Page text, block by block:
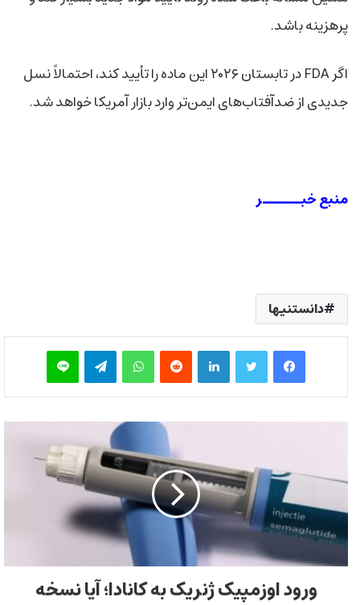
پرهزینه باشد.
اگر FDA در تابستان ۲۰۲۶ این ماده را تأیید کند، احتمالاً نسل
جدیدی از ضدآفتاب‌های ایمن‌تر وارد بازار آمریکا خواهد شد.
منبع خبــــــر
دانستنیها
فیس بوک توییتر لینکدین‫رددیت واتس آپ تلگرام لاین
ورود اوزمپیک ژنریک به کانادا؛ آیا نسخه